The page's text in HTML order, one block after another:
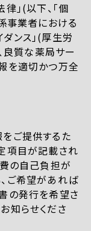
」(以下、「個
事業者における
ンス」(厚生労
良質な薬局サー
を適切かつ万全
ご提供するた
項目が記載され
の自己負担が
ご希望があれば
の発行を希望さ
知らせくださ